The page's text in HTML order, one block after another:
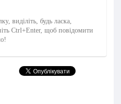
виділіть, будь ласка,
Ctrl+Enter, щоб повідомити